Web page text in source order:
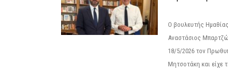
Ο βουλευτής
Αναστάσιος
18/5/2026 τον
Μητσοτάκη και είχε